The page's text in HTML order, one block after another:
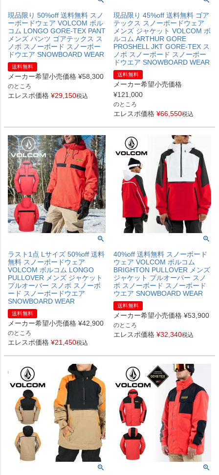
現品限り 50%off 送料無料 スノ
ーボードウェア VOLCOM ボル
コム LONGO GORE-TEX PANT
メンズ パンツ ゴアテックス ス
ノボ スノーボード スノーボー
ドウエア SNOWBOARD WEAR
送料無料
メーカー希望小売価格 ¥58,300
のところ
エレスポ価格 ¥29,150税込
現品限り 45%off 送料無料 ゴア
テックス スノーボードウェア
メンズ ジャケット VOLCOM ボ
ルコム ARTHUR GORE
PROSHELL JKT GORE-TEX ス
ノボ スノーボード スノーボー
ドウエア SNOWBOARD WEAR
送料無料
メーカー希望小売価格
¥121,000
のところ
エレスポ価格 ¥66,550税込
ラスト1点 Lサイズ 50%off 送料
無料 スノーボードウェア
VOLCOM ボルコム LONGO
PULLOVER メンズ ジャケット
プルオーバー スノボ スノーボ
ード スノーボードウエア
SNOWBOARD WEAR
送料無料
メーカー希望小売価格 ¥42,900
のところ
エレスポ価格 ¥21,450税込
40%off 送料無料 スノーボード
ウェア VOLCOM ボルコム
BRIGHTON PULLOVER メンズ
ジャケット プルオーバー スノ
ボ スノーボード スノーボード
ウエア SNOWBOARD WEAR
送料無料
メーカー希望小売価格 ¥53,900
のところ
エレスポ価格 ¥32,340税込